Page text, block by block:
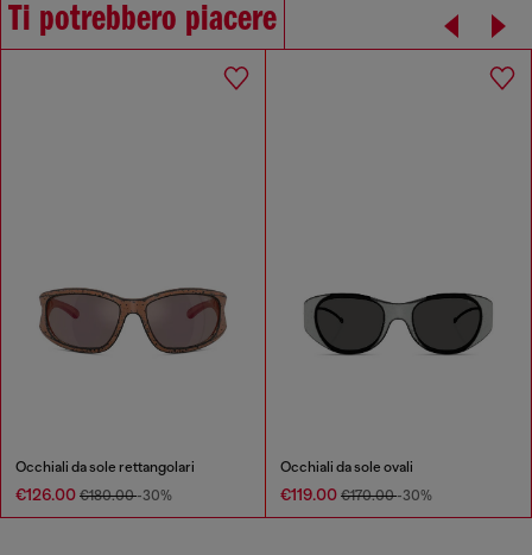
Ti potrebbero piacere
Occhiali da sole rettangolari
€126.00 €180.00-30%
Occhiali da sole ovali
€119.00 €170.00-30%